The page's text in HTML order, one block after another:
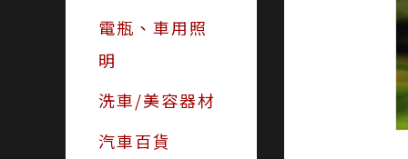
電瓶、車用照
明
洗車/美容器材
汽車百貨